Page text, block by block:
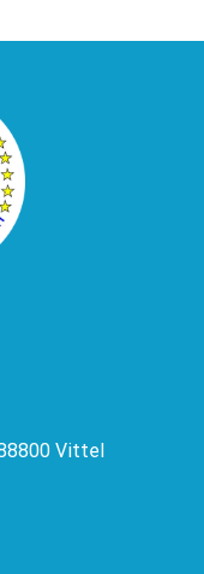
Vittel